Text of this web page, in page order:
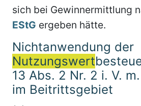
sich bei Gewinnermittlung
EStG ergeben hätte.
Nichtanwendung der
Nutzungswert
13 Abs. 2 Nr. 2 i. V.
im Beitrittsgebiet